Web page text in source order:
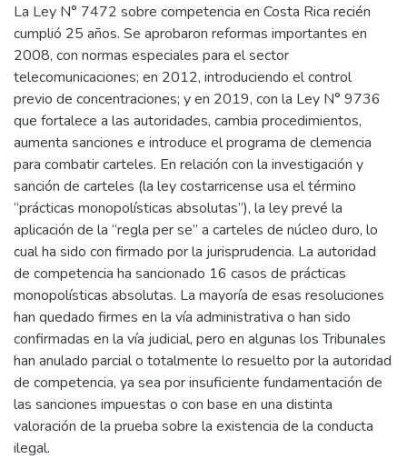
La Ley N° 7472 sobre competencia en Costa Rica recién
cumplió 25 años. Se aprobaron reformas importantes en
2008, con normas especiales para el sector
telecomunicaciones; en 2012, introduciendo el control
previo de concentraciones; y en 2019, con la Ley N° 9736
que fortalece a las autoridades, cambia procedimientos,
aumenta sanciones e introduce el programa de clemencia
para combatir carteles. En relación con la investigación y
sanción de carteles (la ley costarricense usa el término
“prácticas monopolísticas absolutas”), la ley prevé la
aplicación de la “regla per se” a carteles de núcleo duro, lo
cual ha sido con firmado por la jurisprudencia. La autoridad
de competencia ha sancionado 16 casos de prácticas
monopolísticas absolutas. La mayoría de esas resoluciones
han quedado firmes en la vía administrativa o han sido
confirmadas en la vía judicial, pero en algunas los Tribunales
han anulado parcial o totalmente lo resuelto por la autoridad
de competencia, ya sea por insuficiente fundamentación de
las sanciones impuestas o con base en una distinta
valoración de la prueba sobre la existencia de la conducta
ilegal.